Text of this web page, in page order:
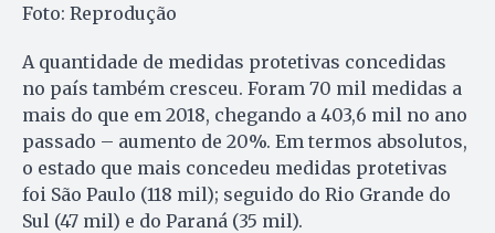
Foto: Reprodução
A quantidade de medidas protetivas concedidas
no país também cresceu. Foram 70 mil medidas a
mais do que em 2018, chegando a 403,6 mil no ano
passado – aumento de 20%. Em termos absolutos,
o estado que mais concedeu medidas protetivas
foi São Paulo (118 mil); seguido do Rio Grande do
Sul (47 mil) e do Paraná (35 mil).